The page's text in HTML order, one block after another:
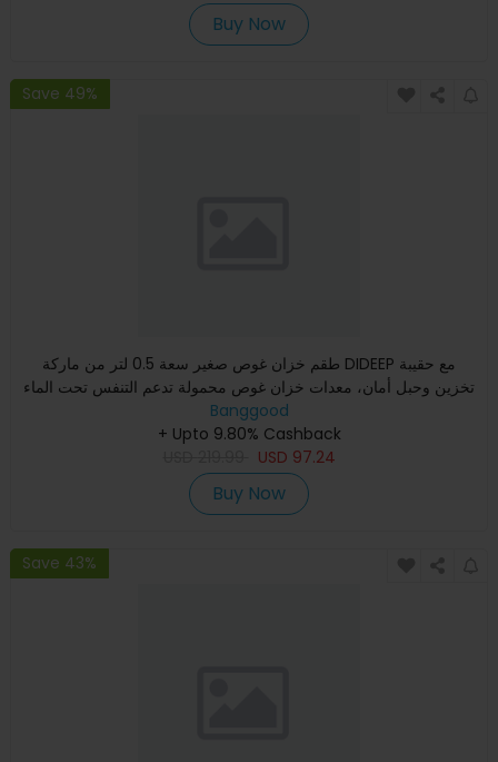
Buy Now
Save 49%
طقم خزان غوص صغير سعة 0.5 لتر من ماركة DIDEEP مع حقيبة
تخزين وحبل أمان، معدات خزان غوص محمولة تدعم التنفس تحت الماء
لمدة
Banggood
+ Upto 9.80% Cashback
USD 97.24
Buy Now
Save 43%